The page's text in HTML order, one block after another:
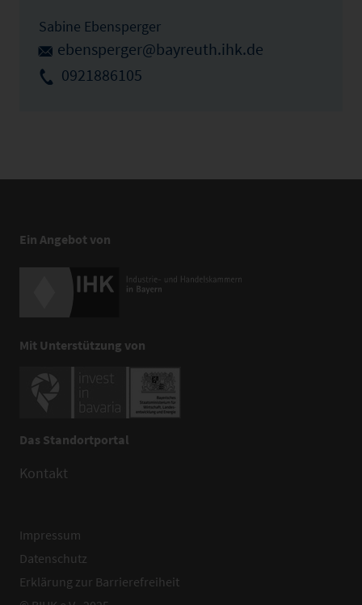
Sabine Ebensperger
ebensperger@bayreuth.ihk.de
0921886105
Ein Angebot von
Mit Unterstützung von
Das Standortportal
Kontakt
Impressum
Datenschutz
Erklärung zur Barrierefreiheit